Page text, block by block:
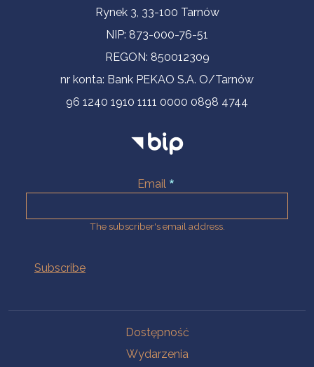
Contact InformationRynek 3, 33-100 Tarnów
NIP: 873-000-76-51
REGON: 850012309
nr konta: Bank PEKAO S.A. O/Tarnów
96 1240 1910 1111 0000 0898 4744
Email
The subscriber's email address.
Dostępność
Wydarzenia